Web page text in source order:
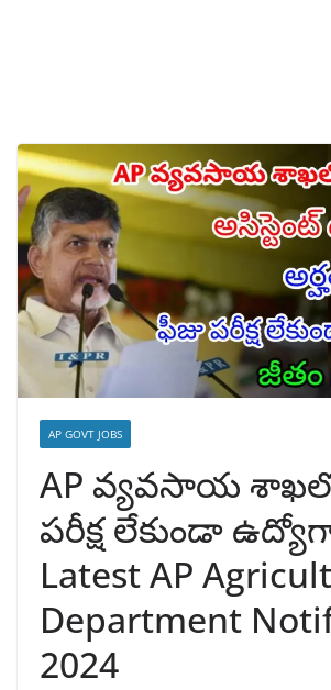
AP GOVT JOBS
AP వ్యవసాయ
పరీక్ష లేకుండా
Latest AP
Department
2024